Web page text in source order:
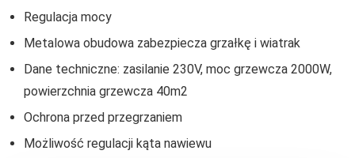
Regulacja mocy
Metalowa obudowa zabezpiecza grzałkę i wiatrak
Dane techniczne: zasilanie 230V, moc grzewcza 2000W,
powierzchnia grzewcza 40m2
Ochrona przed przegrzaniem
Możliwość regulacji kąta nawiewu